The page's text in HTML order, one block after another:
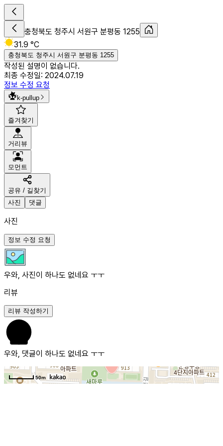
충청북도 청주시 서원구 분평동 1255
31.9 °C
충청북도 청주시 서원구 분평동 1255
작성된 설명이 없습니다.
최종 수정일: 2024.07.19
정보 수정 요청
k-pullup
즐겨찾기
거리뷰
모먼트
공유 / 길찾기
사진
댓글
사진
정보 수정 요청
우와, 사진이 하나도 없네요 ㅜㅜ
리뷰
리뷰 작성하기
우와, 댓글이 하나도 없네요 ㅜㅜ
50m